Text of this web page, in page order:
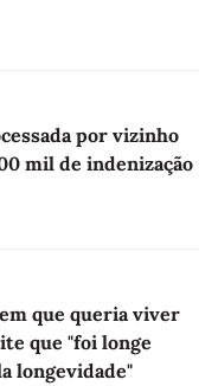
por vizinho
mil de indenização
que queria viver
que "foi longe
longevidade"